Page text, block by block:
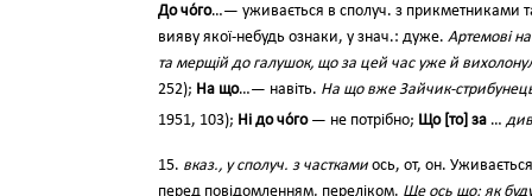
До чо́го…— уживається в сполуч. з прикметниками
вияву якої-небудь ознаки, у знач.: дуже. Артемові
та мерщій до галушок, що за цей час уже й
252); На що…— навіть. На що вже Зайчик-
1951, 103); Ні до чо́го— не потрібно; Що [то] за …
15. вказ., у сполуч. з частками ось, от, он.
перед повідомленням, переліком. Ще ось що: як